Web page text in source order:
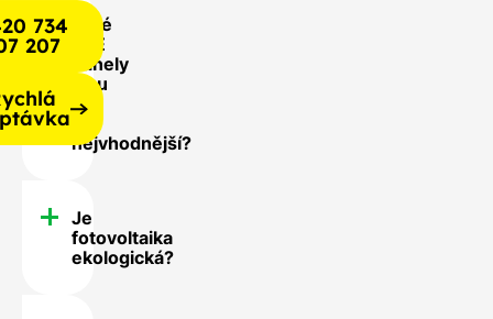
Jaké
FVE
panely
jsou
pro
nejvhodnější?
Je
fotovoltaika
ekologická?
734
207